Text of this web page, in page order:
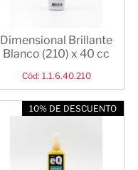
Dimensional Brillante
Blanco (210) x 40 cc
Cód: 1.1.6.40.210
10% DE DESCUENTO